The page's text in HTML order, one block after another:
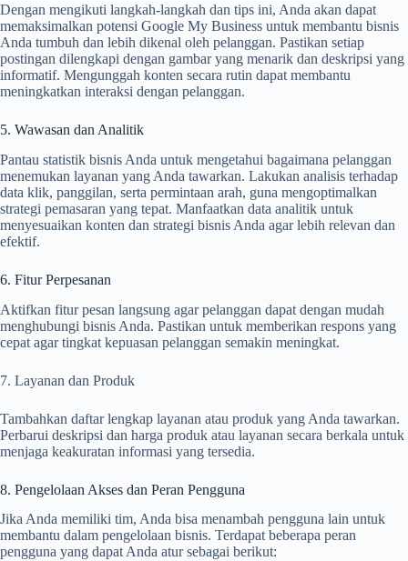
Dengan mengikuti langkah-langkah dan tips ini, Anda akan dapat
memaksimalkan potensi Google My Business untuk membantu bisnis
Anda tumbuh dan lebih dikenal oleh pelanggan. Pastikan setiap
postingan dilengkapi dengan gambar yang menarik dan deskripsi yang
informatif. Mengunggah konten secara rutin dapat membantu
meningkatkan interaksi dengan pelanggan.
5. Wawasan dan Analitik
Pantau statistik bisnis Anda untuk mengetahui bagaimana pelanggan
menemukan layanan yang Anda tawarkan. Lakukan analisis terhadap
data klik, panggilan, serta permintaan arah, guna mengoptimalkan
strategi pemasaran yang tepat. Manfaatkan data analitik untuk
menyesuaikan konten dan strategi bisnis Anda agar lebih relevan dan
efektif.
6. Fitur Perpesanan
Aktifkan fitur pesan langsung agar pelanggan dapat dengan mudah
menghubungi bisnis Anda. Pastikan untuk memberikan respons yang
cepat agar tingkat kepuasan pelanggan semakin meningkat.
7. Layanan dan Produk
Tambahkan daftar lengkap layanan atau produk yang Anda tawarkan.
Perbarui deskripsi dan harga produk atau layanan secara berkala untuk
menjaga keakuratan informasi yang tersedia.
8. Pengelolaan Akses dan Peran Pengguna
Jika Anda memiliki tim, Anda bisa menambah pengguna lain untuk
membantu dalam pengelolaan bisnis. Terdapat beberapa peran
pengguna yang dapat Anda atur sebagai berikut: